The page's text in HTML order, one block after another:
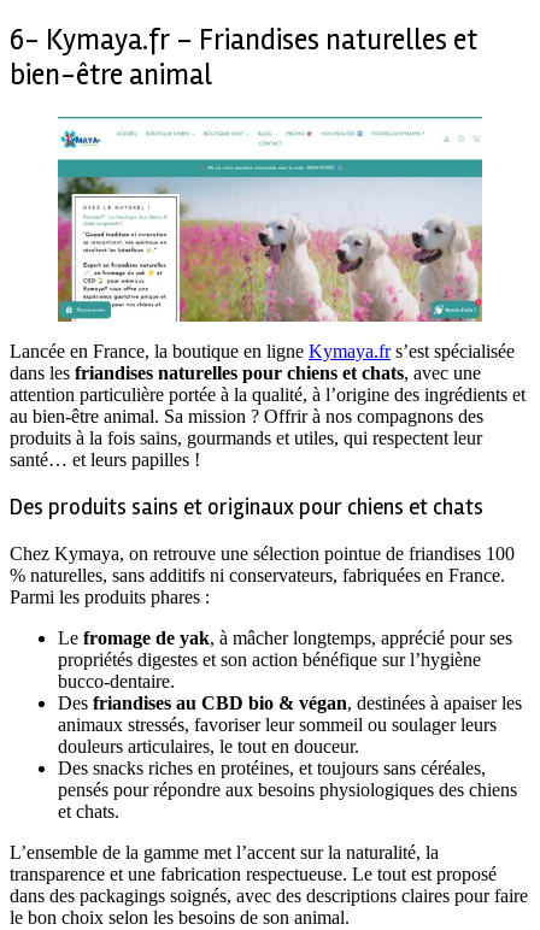
6- Kymaya.fr – Friandises naturelles et
bien-être animal
Lancée en France, la boutique en ligne Kymaya.frs’est spécialisée
dans les friandises naturelles pour chiens et chats, avec une
attention particulière portée à la qualité, à l’origine des ingrédients et
au bien-être animal. Sa mission ? Offrir à nos compagnons des
produits à la fois sains, gourmands et utiles, qui respectent leur
santé… et leurs papilles !
Des produits sains et originaux pour chiens et chats
Chez Kymaya, on retrouve une sélection pointue de friandises 100
% naturelles, sans additifs ni conservateurs, fabriquées en France.
Parmi les produits phares :
Le fromage de yak, à mâcher longtemps, apprécié pour ses
propriétés digestes et son action bénéfique sur l’hygiène
bucco-dentaire.
Des friandises au CBD bio & végan, destinées à apaiser les
animaux stressés, favoriser leur sommeil ou soulager leurs
douleurs articulaires, le tout en douceur.
Des snacks riches en protéines, et toujours sans céréales,
pensés pour répondre aux besoins physiologiques des chiens
et chats.
L’ensemble de la gamme met l’accent sur la naturalité, la
transparence et une fabrication respectueuse. Le tout est proposé
dans des packagings soignés, avec des descriptions claires pour faire
le bon choix selon les besoins de son animal.